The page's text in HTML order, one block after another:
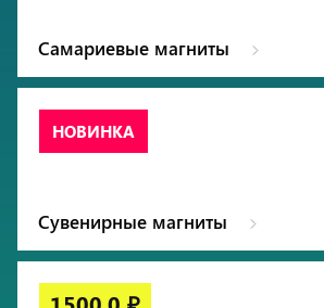
Самариевые магниты
Сувенирные магниты